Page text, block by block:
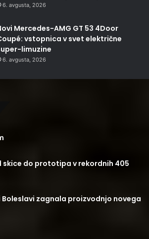
6. avgusta, 2026
Mercedes-AMG GT 53 4Door
vstopnica v svet električne
limuzine
6. avgusta, 2026
skice do prototipa v rekordnih 405
Boleslavi zagnala proizvodnjo novega